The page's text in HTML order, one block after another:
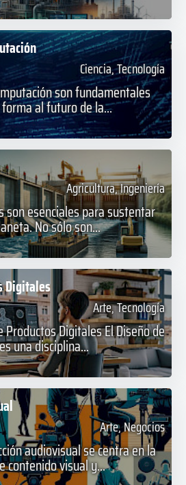
Ciencia, Tecnología
son fundamentales
al futuro de la...
Agricultura, Ingeniería
son esenciales para sustentar
No sólo son...
Digitales
Arte, Tecnología
Productos Digitales El Diseño de
una disciplina...
Arte, Negocios
audiovisual se centra en la
contenido visual y...